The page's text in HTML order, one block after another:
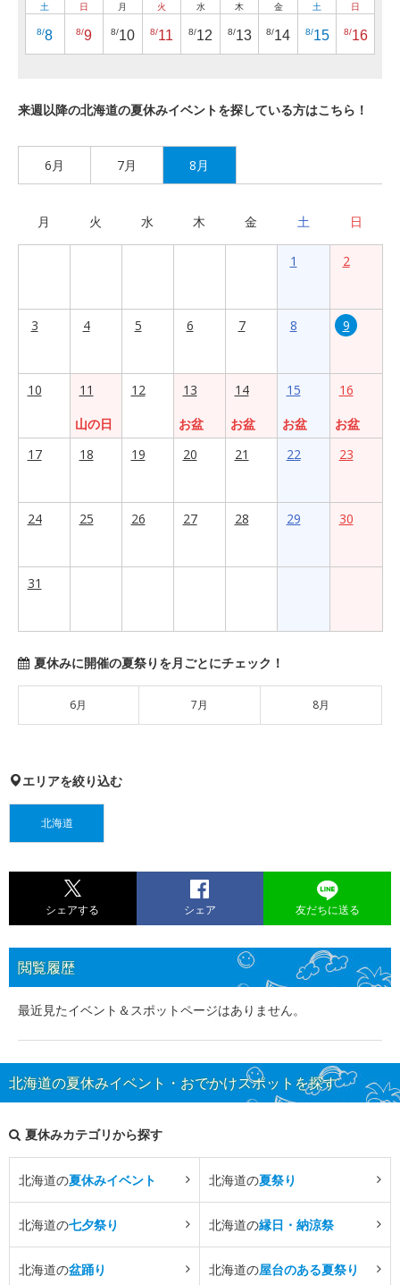
土
8/8
日
8/9
月
8/10
火
8/11
水
8/12
木
8/13
金
8/14
土
8/15
日
8/16
来週以降の北海道の夏休みイベントを探している方はこちら！
6月 7月 8月
月 火 水 木 金 土 日
1 2
3 4 5 6 7 8 9
10
11
山の日
12
13
お盆
14
お盆
15
お盆
16
お盆
17
18 19 20 21 22 23
24 25 26 27 28 29 30
31
夏休みに開催の夏祭りを月ごとにチェック！
6月 7月 8月
エリアを絞り込む
北海道
シェアする シェア 友だちに送る
閲覧履歴
最近見たイベント＆スポットページはありません。
北海道の夏休みイベント・おでかけスポットを探す
夏休みカテゴリから探す
北海道の夏休みイベント 北海道の夏祭り
北海道の七夕祭り 北海道の縁日・納涼祭
北海道の盆踊り 北海道の屋台のある夏祭り